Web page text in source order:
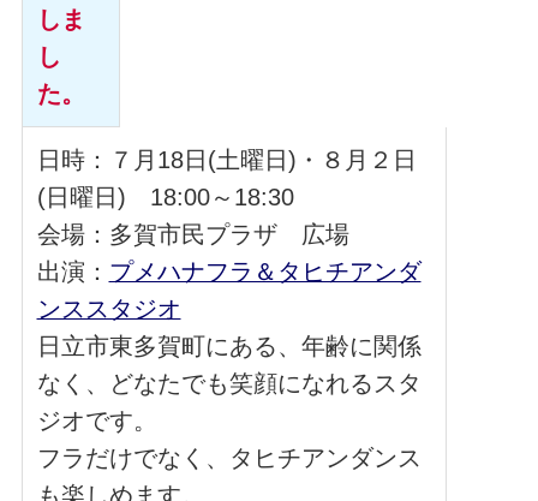
しま
し
た。
日時：７月18日(土曜日)・８月２日
(日曜日) 18:00～18:30
会場：多賀市民プラザ 広場
出演： プメハナフラ＆タヒチアンダ
ンススタジオ
日立市東多賀町にある、年齢に関係
なく、どなたでも笑顔になれるスタ
ジオです。
フラだけでなく、タヒチアンダンス
も楽しめます。